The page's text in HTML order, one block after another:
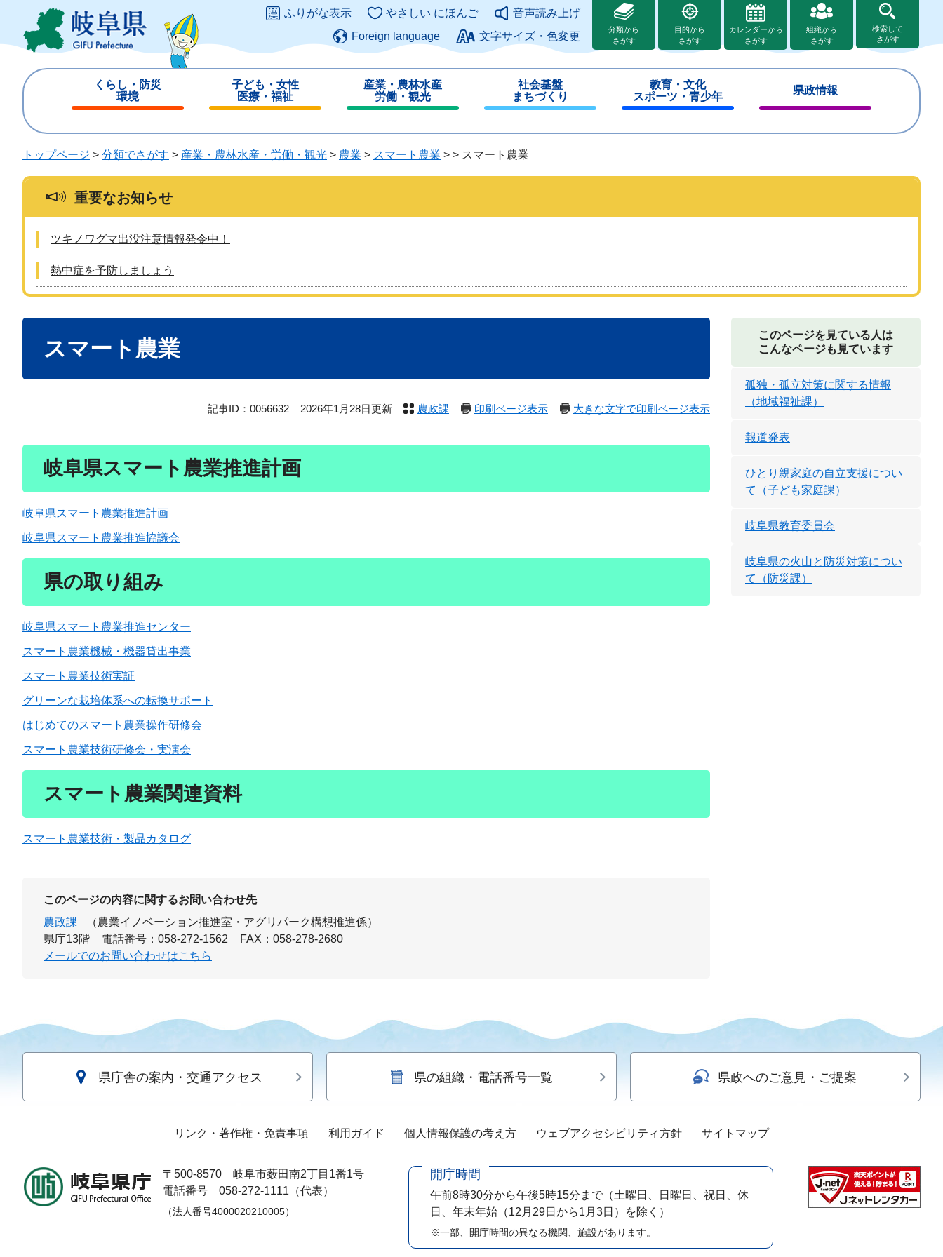
ジ
ュ
このページの本文へ
ふりがな表示 やさしい にほんご
音声読み上げ
Foreign language
文字サイズ・色変更
分類から
さがす
目的から
さがす
カレンダーから
さがす
組織から
さがす
検索して
さがす
くらし・防災
環境
じ
子ども・女性
医療・福祉
じ
る
産業・農林水産
労働・観光
じ
る
社会基盤
まちづくり
じ
教育・文化
スポーツ・青少年
じ
県政情報
じ
トップページ > 分類でさがす > 産業・農林水産・労働・観光 > 農業 > スマート農業 > > スマート農業
重要なお知らせ
ツキノワグマ出没注意情報発令中！
熱中症を予防しましょう
スマート農業
記事ID：0056632 2026年1月28日更新 農政課 印刷ページ表示 大きな文字で印刷ページ表示
岐阜県スマート農業推進計画
岐阜県スマート農業推進計画
岐阜県スマート農業推進協議会
県の取り組み
岐阜県スマート農業推進センター
スマート農業機械・機器貸出事業
スマート農業技術実証
グリーンな栽培体系への転換サポート
はじめてのスマート農業操作研修会
スマート農業技術研修会・実演会
スマート農業関連資料
スマート農業技術・製品カタログ
このページの内容に関するお問い合わせ先
農政課
（農業イノベーション推進室・アグリパーク構想推進係）
県庁13階
電話番号：058-272-1562
FAX：058-278-2680
メールでのお問い合わせはこちら
このページを見ている人は
こんなページも見ています
孤独・孤立対策に関する情報
（地域福祉課）
報道発表
ひとり親家庭の自立支援につい
て（子ども家庭課）
岐阜県教育委員会
岐阜県の火山と防災対策につい
て（防災課）
県庁舎の案内・交通アクセス 県の組織・電話番号一覧 県政へのご意見・ご提案
リンク・著作権・免責事項 利用ガイド 個人情報保護の考え方 ウェブアクセシビリティ方針 サイトマップ
〒500-8570
岐阜市薮田南2丁目1番1号
電話番号 058-272-1111（代表）
（法人番号4000020210005）
開庁時間
午前8時30分から午後5時15分まで （土曜日、日曜日、祝日、休
日、年末年始（12月29日から1月3日）を除く）
※一部、開庁時間の異なる機関、施設があります。